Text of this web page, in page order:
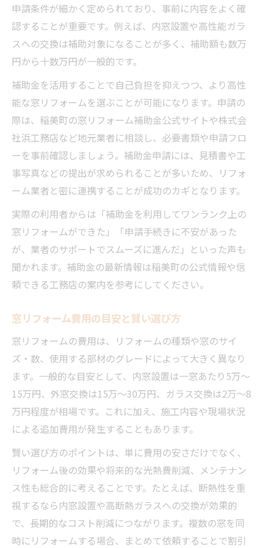
申請条件が細かく定められており、事前に内容をよく確
認することが重要です。例えば、内窓設置や高性能ガラ
スへの交換は補助対象になることが多く、補助額も数万
円から十数万円が一般的です。
補助金を活用することで自己負担を抑えつつ、より高性
能な窓リフォームを選ぶことが可能になります。申請の
際は、稲美町の窓リフォーム補助金公式サイトや株式会
社浜工務店など地元業者に相談し、必要書類や申請フロ
ーを事前確認しましょう。補助金申請には、見積書や工
事写真などの提出が求められることが多いため、リフォ
ーム業者と密に連携することが成功のカギとなります。
実際の利用者からは「補助金を利用してワンランク上の
窓リフォームができた」「申請手続きに不安があった
が、業者のサポートでスムーズに進んだ」といった声も
聞かれます。補助金の最新情報は稲美町の公式情報や信
頼できる工務店の案内を参考にしてください。
窓リフォーム費用の目安と賢い選び方
窓リフォームの費用は、リフォームの種類や窓のサイ
ズ・数、使用する部材のグレードによって大きく異なり
ます。一般的な目安として、内窓設置は一窓あたり5万～
15万円、外窓交換は15万～30万円、ガラス交換は2万～8
万円程度が相場です。これに加え、施工内容や現場状況
による追加費用が発生することもあります。
賢い選び方のポイントは、単に費用の安さだけでなく、
リフォーム後の効果や将来的な光熱費削減、メンテナン
ス性も総合的に考えることです。たとえば、断熱性を重
視するなら内窓設置や高断熱ガラスへの交換が効果的
で、長期的なコスト削減につながります。複数の窓を同
時にリフォームする場合、まとめて依頼することで割引